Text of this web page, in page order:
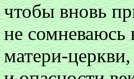
чтобы вновь
не сомневаюсь
матери-